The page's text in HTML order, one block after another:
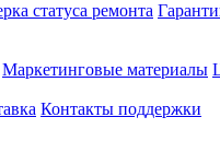
статуса ремонта
Маркетинговые материалы
Контакты поддержки